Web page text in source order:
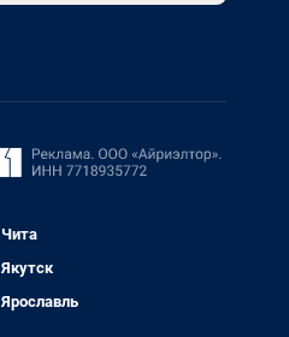
Чита
Якутск
Ярославль